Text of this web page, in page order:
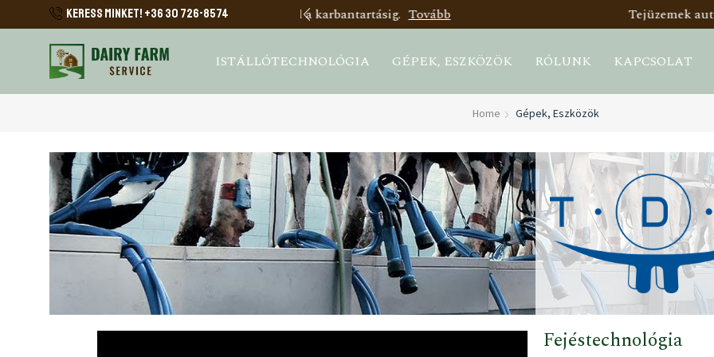
KERESS MINKET! +36 30 726-8574
a karbantartásig. Tovább Tejüzemek automatizálási technológiájának kialakítása.
ISTÁLLÓTECHNOLÓGIA GÉPEK, ESZKÖZÖK RÓLUNK KAPCSOLAT
Home Gépek, Eszközök
Fejéstechnológia